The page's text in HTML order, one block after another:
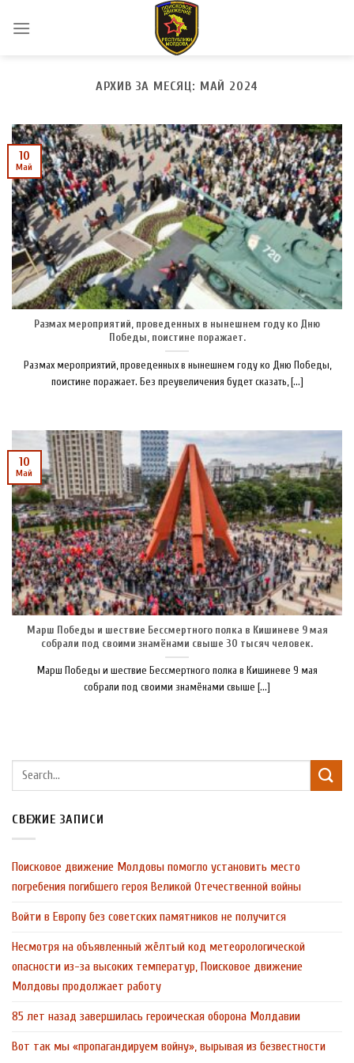
АРХИВ ЗА МЕСЯЦ: МАЙ 2024
Размах мероприятий, проведенных в нынешнем году ко Дню
Победы, поистине поражает.
Размах мероприятий, проведенных в нынешнем году ко Дню Победы,
поистине поражает. Без преувеличения будет сказать, [...]
10
Май
Марш Победы и шествие Бессмертного полка в Кишиневе 9 мая
собрали под своими знамёнами свыше 30 тысяч человек.
Марш Победы и шествие Бессмертного полка в Кишиневе 9 мая
собрали под своими знамёнами свыше [...]
10
Май
СВЕЖИЕ ЗАПИСИ
Поисковое движение Молдовы помогло установить место
погребения погибшего героя Великой Отечественной войны
Войти в Европу без советских памятников не получится
Несмотря на объявленный жёлтый код метеорологической
опасности из-за высоких температур, Поисковое движение
Молдовы продолжает работу
85 лет назад завершилась героическая оборона Молдавии
Вот так мы «пропагандируем войну», вырывая из безвестности